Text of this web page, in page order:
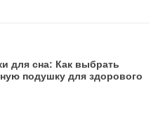
для сна: Как выбрать
подушку для здорового